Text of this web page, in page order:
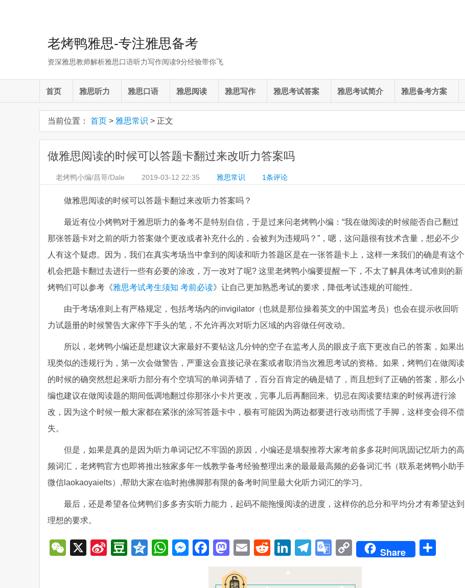
老烤鸭雅思-专注雅思备考
资深雅思教师解析雅思口语听力写作阅读9分经验带你飞
首页 雅思听力 雅思口语 雅思阅读 雅思写作 雅思考试答案 雅思考试简介 雅思备考方案
当前位置： 首页 > 雅思常识 > 正文
做雅思阅读的时候可以答题卡翻过来改听力答案吗
老烤鸭小编/昌哥/Dale 2019-03-12 22:35 雅思常识 1条评论
做雅思阅读的时候可以答题卡翻过来改听力答案吗？
最近有位小烤鸭对于雅思听力的备考不是特别自信，于是过来问老烤鸭小编：“我在做阅读的时候能否自己翻过
那张答题卡对之前的听力答案做个更改或者补充什么的，会被判为违规吗？”，嗯，这问题很有技术含量，想必不少
人有这个疑虑。因为，我们在真实考场当中拿到的阅读和听力答题区是在一张答题卡上，这样一来我们的确是有这个
机会把题卡翻过去进行一些有必要的涂改，万一改对了呢? 这里老烤鸭小编要提醒一下，不太了解具体考试准则的新
烤鸭们可以参考《雅思考试考生须知 考前必读》让自己更加熟悉考试的要求，降低考试违规的可能性。
由于考场准则上有严格规定，包括考场内的invigilator（也就是那位操着英文的中国监考员）也会在提示收回听
力试题册的时候警告大家停下手头的笔，不允许再次对听力区域的内容做任何改动。
所以，老烤鸭小编还是想建议大家最好不要钻这几分钟的空子在监考人员的眼皮子底下更改自己的答案，如果出
现类似的违规行为，第一次会做警告，严重这会直接记录在案或者取消当次雅思考试的资格。如果，烤鸭们在做阅读
的时候的确突然想起来听力部分有个空填写的单词弄错了，百分百肯定的确是错了，而且想到了正确的答案，那么小
编也建议在做阅读题的期间低调地翻过你那张小卡片更改，完事儿后再翻回来。切忌在阅读要结束的时候再进行涂
改，因为这个时候一般大家都在紧张的涂写答题卡中，极有可能因为两边都要进行改动而慌了手脚，这样变会得不偿
失。
但是，如果是真的是因为听力单词记忆不牢固的原因，小编还是墙裂推荐大家考前多多花时间巩固记忆听力的高
频词汇，老烤鸭官方也即将推出独家多年一线教学备考经验整理出来的最最最高频的必备词汇书（联系老烤鸭小助手
微信laokaoyaielts）,帮助大家在临时抱佛脚那有限的备考时间里最大化听力词汇的学习。
最后，还是希望各位烤鸭们多多夯实听力能力，起码不能拖慢阅读的进度，这样你的总分和平均分才有希望达到
理想的要求。
WeChat
X
SinaDouban
QzoneWhatsApp
Messenger
Facebook
Mastodon
EmailRedditLinkedIn
Telegram
Google
CopyShare